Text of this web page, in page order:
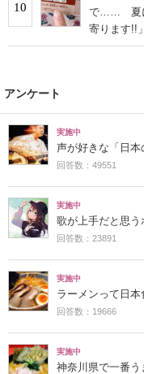
10
で…… 夏に
寄ります!!
アンケート
実施中
声が好きな「日本
回答数：49551
実施中
歌が上手だと思う
回答数：23891
実施中
ラーメンって日本
回答数：19666
実施中
神奈川県で一番う